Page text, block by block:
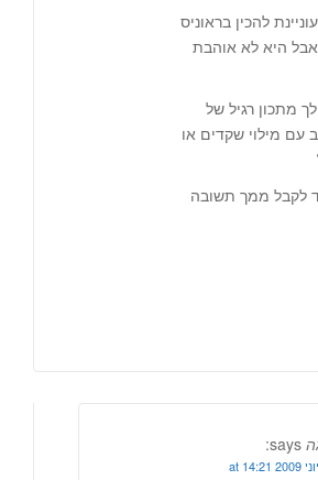
להכין בראוניס
היא לא אוהבת
מתכון רגיל של
עם מילוי שקדים או
לקבל ממך תשובה
says: